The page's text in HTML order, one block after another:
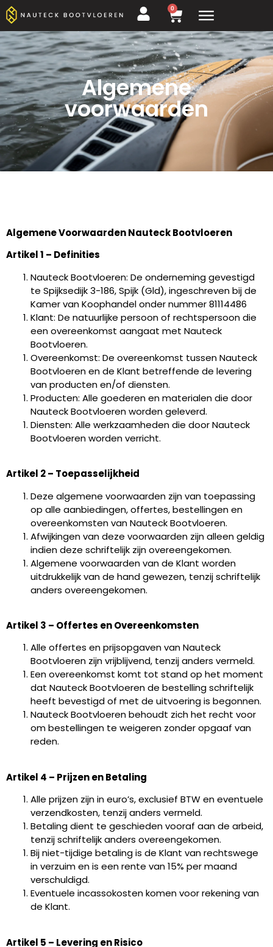
0
Algemene
voorwaarden
Algemene Voorwaarden Nauteck Bootvloeren
Artikel 1 – Definities
Nauteck Bootvloeren: De onderneming gevestigd
te Spijksedijk 3-186, Spijk (Gld), ingeschreven bij de
Kamer van Koophandel onder nummer 81114486
Klant: De natuurlijke persoon of rechtspersoon die
een overeenkomst aangaat met Nauteck
Bootvloeren.
Overeenkomst: De overeenkomst tussen Nauteck
Bootvloeren en de Klant betreffende de levering
van producten en/of diensten.
Producten: Alle goederen en materialen die door
Nauteck Bootvloeren worden geleverd.
Diensten: Alle werkzaamheden die door Nauteck
Bootvloeren worden verricht.
Artikel 2 – Toepasselijkheid
Deze algemene voorwaarden zijn van toepassing
op alle aanbiedingen, offertes, bestellingen en
overeenkomsten van Nauteck Bootvloeren.
Afwijkingen van deze voorwaarden zijn alleen geldig
indien deze schriftelijk zijn overeengekomen.
Algemene voorwaarden van de Klant worden
uitdrukkelijk van de hand gewezen, tenzij schriftelijk
anders overeengekomen.
Artikel 3 – Offertes en Overeenkomsten
Alle offertes en prijsopgaven van Nauteck
Bootvloeren zijn vrijblijvend, tenzij anders vermeld.
Een overeenkomst komt tot stand op het moment
dat Nauteck Bootvloeren de bestelling schriftelijk
heeft bevestigd of met de uitvoering is begonnen.
Nauteck Bootvloeren behoudt zich het recht voor
om bestellingen te weigeren zonder opgaaf van
reden.
Artikel 4 – Prijzen en Betaling
Alle prijzen zijn in euro’s, exclusief BTW en eventuele
verzendkosten, tenzij anders vermeld.
Betaling dient te geschieden vooraf aan de arbeid,
tenzij schriftelijk anders overeengekomen.
Bij niet-tijdige betaling is de Klant van rechtswege
in verzuim en is een rente van 15% per maand
verschuldigd.
Eventuele incassokosten komen voor rekening van
de Klant.
Artikel 5 – Levering en Risico